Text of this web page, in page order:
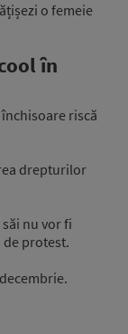
o femeie
în
riscă
drepturilor
nu vor fi
protest.